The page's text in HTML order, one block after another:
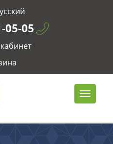
Русский
05-05